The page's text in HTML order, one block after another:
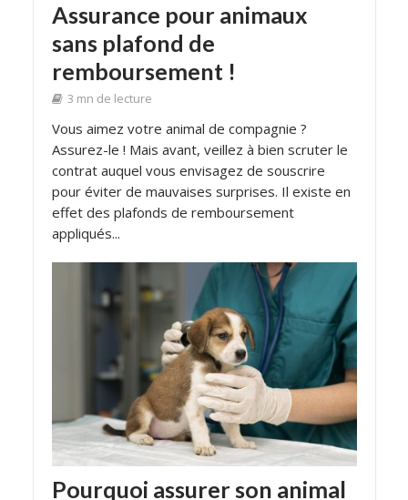
Assurance pour animaux
sans plafond de
remboursement !
3 mn de lecture
Vous aimez votre animal de compagnie ?
Assurez-le ! Mais avant, veillez à bien scruter le
contrat auquel vous envisagez de souscrire
pour éviter de mauvaises surprises. Il existe en
effet des plafonds de remboursement
appliqués...
Pourquoi assurer son animal